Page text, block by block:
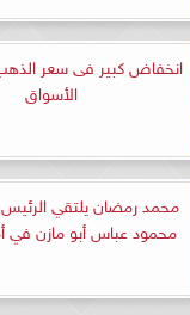
انخفاض كبير فى سعر
الأسواق
محمد رمضان يلتقي
محمود عباس أبو مازن في